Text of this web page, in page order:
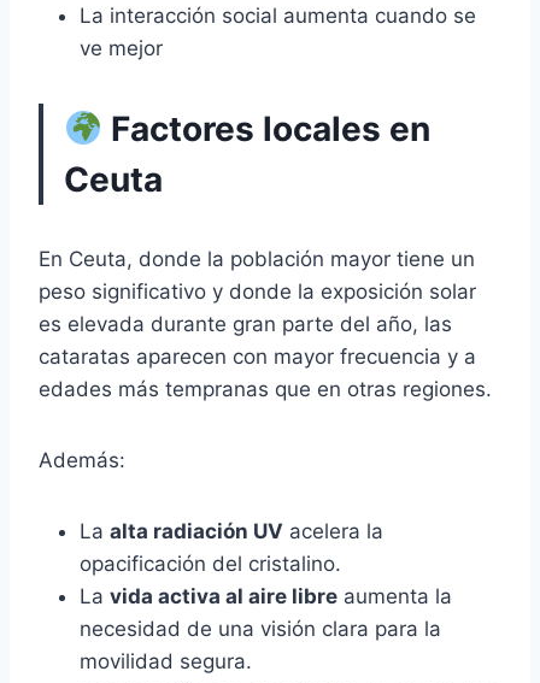
La interacción social aumenta cuando se
ve mejor
Factores locales en
Ceuta
En Ceuta, donde la población mayor tiene un
peso significativo y donde la exposición solar
es elevada durante gran parte del año, las
cataratas aparecen con mayor frecuencia y a
edades más tempranas que en otras regiones.
Además:
La alta radiación UV acelera la
opacificación del cristalino.
La vida activa al aire libre aumenta la
necesidad de una visión clara para la
movilidad segura.